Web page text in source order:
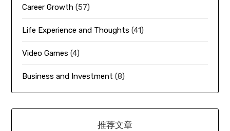
Career Growth (57)
Life Experience and Thoughts (41)
Video Games (4)
Business and Investment (8)
推荐文章